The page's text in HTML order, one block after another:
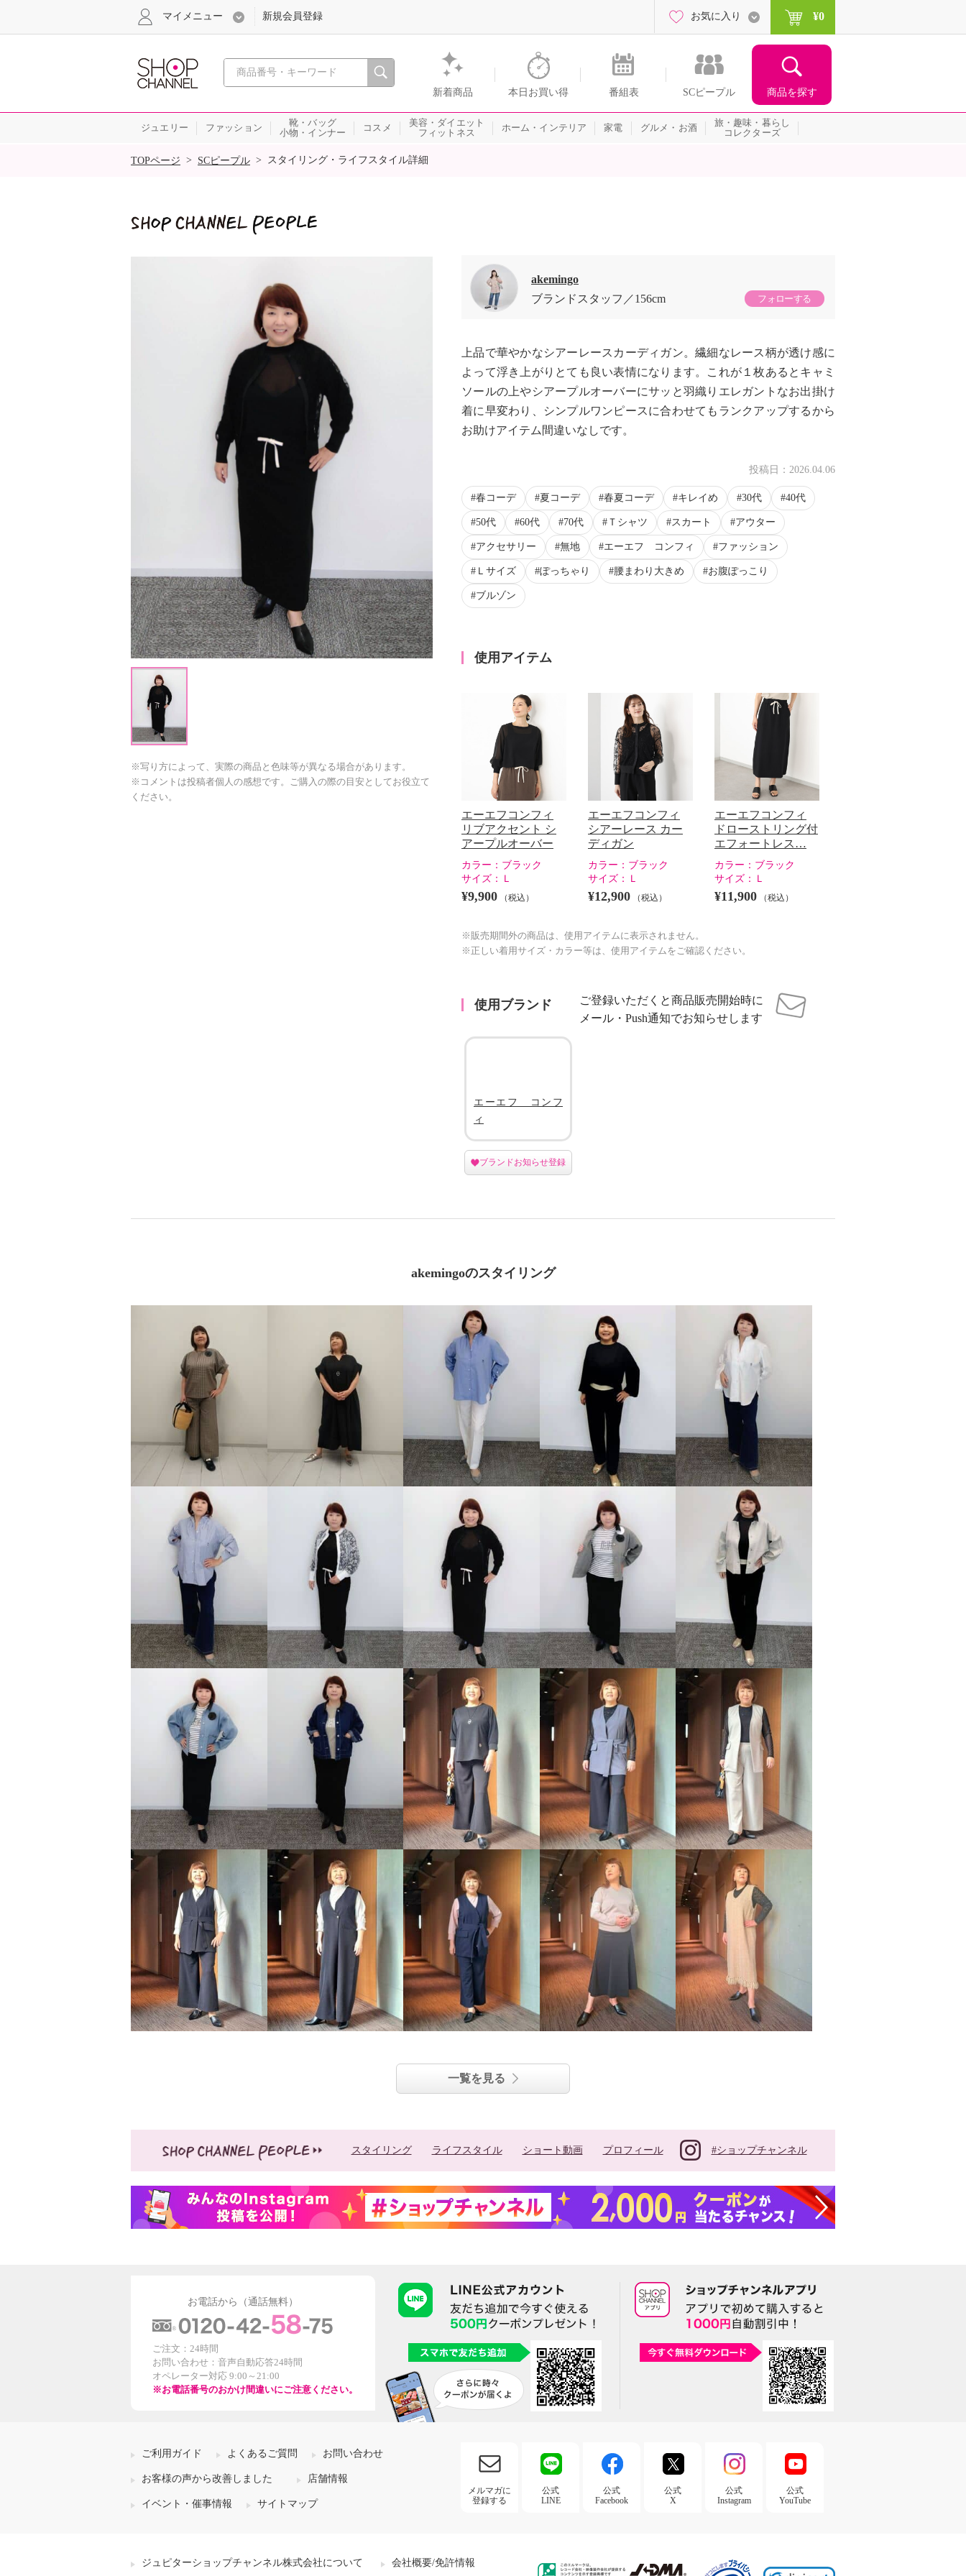
心おどる、瞬間を。通販・テレビショッピングのショップチャンネル
新着商品 本日お買い得 番組表 SCピープル 商品を探す
マイメニュー 新規会員登録 お気に入り ¥0
ジュエリー ファッション
靴・バッグ
小物・インナー
コスメ
美容・ダイエット
フィットネス
ホーム・インテリア 家電 グルメ・お酒
旅・趣味・暮らし
コレクターズ
SALE
TOPページ > SCピープル > スタイリング・ライフスタイル詳細
※写り方によって、実際の商品と色味等が異なる場合があります。
※コメントは投稿者個人の感想です。ご購入の際の目安としてお役立て
ください。
akemingo
ブランドスタッフ
156cm フォローする
上品で華やかなシアーレースカーディガン。繊細なレース柄が透け感に
よって浮き上がりとても良い表情になります。これが１枚あるとキャミ
ソールの上やシアープルオーバーにサッと羽織りエレガントなお出掛け
着に早変わり、シンプルワンピースに合わせてもランクアップするから
お助けアイテム間違いなしです。
投稿日： 2026.04.06
春コーデ 夏コーデ 春夏コーデ キレイめ 30代 40代
50代 60代 70代 Ｔシャツ スカート アウター
アクセサリー 無地 エーエフ コンフィ ファッション
Ｌサイズ ぽっちゃり 腰まわり大きめ お腹ぽっこり
ブルゾン
使用アイテム
エーエフコンフィ
リブアクセント シ
アープルオーバー
カラー： ブラック
サイズ：
Ｌ
¥9,900 （税込）
エーエフコンフィ
シアーレース カー
ディガン
カラー： ブラック
サイズ：
Ｌ
¥12,900 （税込）
エーエフコンフィ
ドローストリング付
エフォートレス…
カラー： ブラック
サイズ：
Ｌ
¥11,900 （税込）
※販売期間外の商品は、使用アイテムに表示されません。
※正しい着用サイズ・カラー等は、使用アイテムをご確認ください。
使用ブランド
ご登録いただくと商品販売開始時に
メール・Push通知でお知らせします
エーエフ コンフ
ィ
ブランドお知らせ登録
akemingoのスタイリング
一覧を見る
スタイリング ライフスタイル ショート動画 プロフィール #ショップチャンネル
お電話から（通話無料）
ご注文：24時間
お問い合わせ：音声自動応答24時間
オペレーター対応 9:00～21:00
※お電話番号のおかけ間違いにご注意ください。
ご利用ガイド よくあるご質問 お問い合わせ
お客様の声から改善しました 店舗情報
イベント・催事情報 サイトマップ
メルマガに
登録する
公式
LINE
公式
Facebook
公式
X
公式
Instagram
公式
YouTube
ジュピターショップチャンネル株式会社について 会社概要/免許情報